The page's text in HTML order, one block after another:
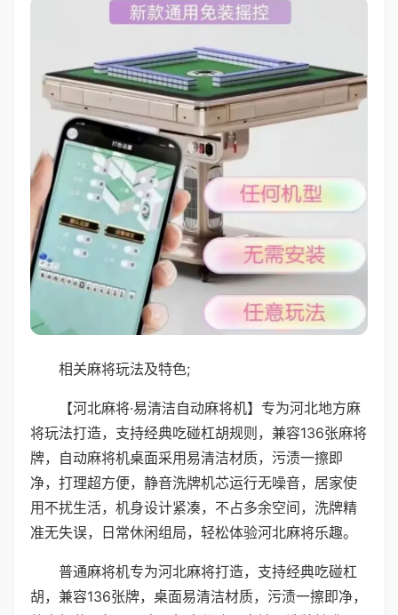
相关麻将玩法及特色;
【河北麻将·易清洁自动麻将机】专为河北地方麻
将玩法打造，支持经典吃碰杠胡规则，兼容136张麻将
牌，自动麻将机桌面采用易清洁材质，污渍一擦即
净，打理超方便，静音洗牌机芯运行无噪音，居家使
用不扰生活，机身设计紧凑，不占多余空间，洗牌精
准无失误，日常休闲组局，轻松体验河北麻将乐趣。
普通麻将机专为河北麻将打造，支持经典吃碰杠
胡，兼容136张牌，桌面易清洁材质，污渍一擦即净，